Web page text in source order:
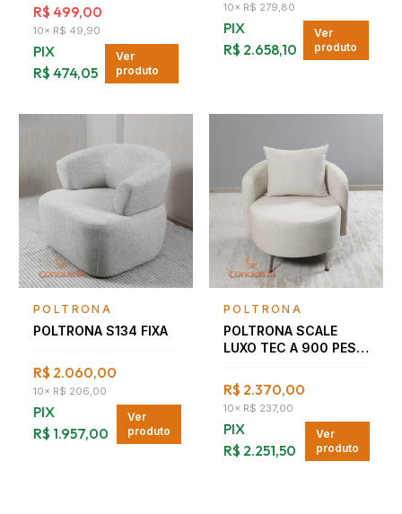
R$ 499,00
10× R$ 49,90
PIX
R$ 474,05
Ver
produto
10× R$ 279,80
PIX
R$ 2.658,10
Ver
produto
Falar com consultor
POLTRONA
POLTRONA S134 FIXA
R$ 2.060,00
10× R$ 206,00
PIX
R$ 1.957,00
Ver
produto
Falar com consultor
POLTRONA
POLTRONA SCALE
LUXO TEC A 900 PES
R$ 2.370,00
10× R$ 237,00
PIX
R$ 2.251,50
Ver
produto